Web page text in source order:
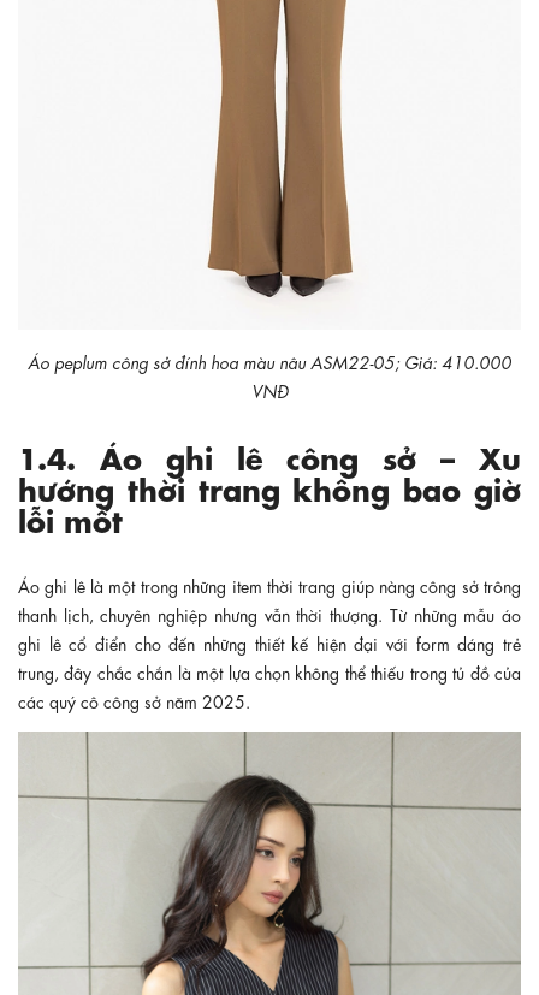
Áo peplum công sở đính hoa màu nâu ASM22-05; Giá: 410.000
VNĐ
1.4. Áo ghi lê công sở – Xu
hướng thời trang không bao giờ
lỗi mốt
Áo ghi lê là một trong những item thời trang giúp nàng công sở trông
thanh lịch, chuyên nghiệp nhưng vẫn thời thượng. Từ những mẫu áo
ghi lê cổ điển cho đến những thiết kế hiện đại với form dáng trẻ
trung, đây chắc chắn là một lựa chọn không thể thiếu trong tủ đồ của
các quý cô công sở năm 2025.